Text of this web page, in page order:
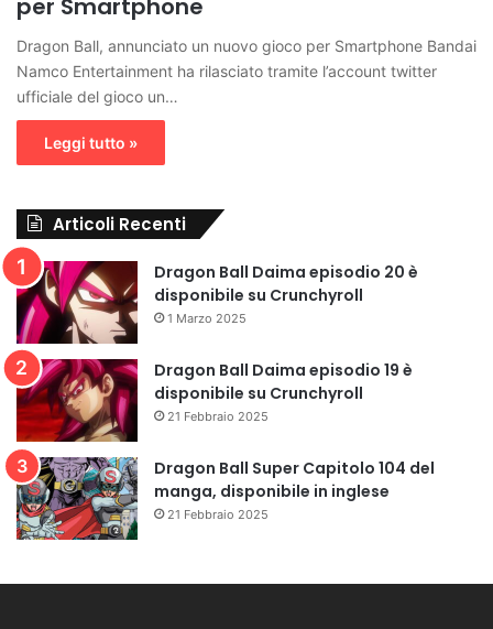
per Smartphone
Dragon Ball, annunciato un nuovo gioco per Smartphone Bandai
Namco Entertainment ha rilasciato tramite l’account twitter
ufficiale del gioco un…
Leggi tutto »
Articoli Recenti
Dragon Ball Daima episodio 20 è
disponibile su Crunchyroll
1 Marzo 2025
Dragon Ball Daima episodio 19 è
disponibile su Crunchyroll
21 Febbraio 2025
Dragon Ball Super Capitolo 104 del
manga, disponibile in inglese
21 Febbraio 2025